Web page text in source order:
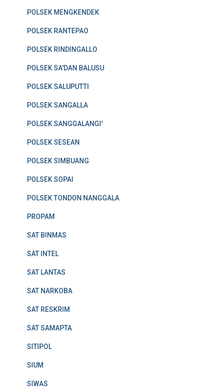
POLSEK MENGKENDEK
POLSEK RANTEPAO
POLSEK RINDINGALLO
POLSEK SA'DAN BALUSU
POLSEK SALUPUTTI
POLSEK SANGALLA
POLSEK SANGGALANGI'
POLSEK SESEAN
POLSEK SIMBUANG
POLSEK SOPAI
POLSEK TONDON NANGGALA
PROPAM
SAT BINMAS
SAT INTEL
SAT LANTAS
SAT NARKOBA
SAT RESKRIM
SAT SAMAPTA
SITIPOL
SIUM
SIWAS